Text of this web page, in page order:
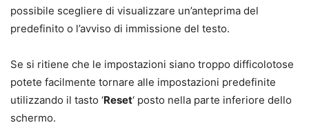
possibile scegliere di visualizzare un’anteprima del
predefinito o l’avviso di immissione del testo.
Se si ritiene che le impostazioni siano troppo difficolotose
potete facilmente tornare alle impostazioni predefinite
utilizzando il tasto ‘Reset‘ posto nella parte inferiore dello
schermo.